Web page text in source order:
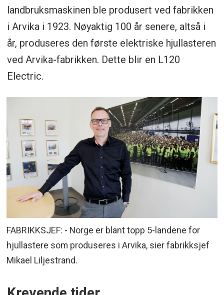
landbruksmaskinen ble produsert ved fabrikken
i Arvika i 1923. Nøyaktig 100 år senere, altså i
år, produseres den første elektriske hjullasteren
ved Arvika-fabrikken. Dette blir en L120
Electric.
FABRIKKSJEF: - Norge er blant topp 5-landene for
hjullastere som produseres i Arvika, sier fabrikksjef
Mikael Liljestrand.